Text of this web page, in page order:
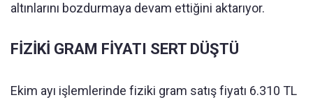
altınlarını bozdurmaya devam ettiğini aktarıyor.
FİZİKİ GRAM FİYATI SERT DÜŞTÜ
Ekim ayı işlemlerinde fiziki gram satış fiyatı 6.310 TL